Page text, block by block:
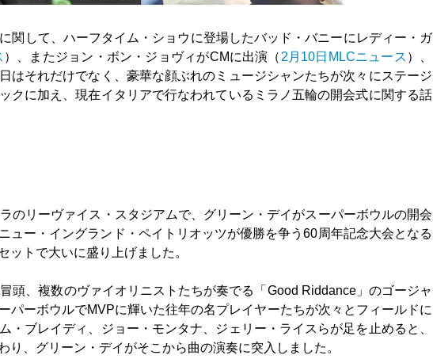
関して、ハーフタイム・ショウに登場したバッド・バニーにレディー・ガ
）、またジョン・ボン・ジョヴィがCMに出演（ 2月10日MLCニュース ）、
はそれだけでなく、豪華な顔ぶれのミュージシャンたちが次々にステージ
クに加え、現在イタリアで行なわれているミラノ五輪の開会式に関する話
のリーヴァイス・スタジアムで、グリーン・デイがスーパーボウルの開会
ュー・イングランド・ペイトリオッツが優勝を争う60周年記念大会となる
ットで大いに盛り上げました。
頭、複数のヴァイオリニストたちが奏でる「Good Riddance」のゴージャ
パーボウルでMVPに輝いた往年の名プレイヤーたちが次々とフィールドに
・ブレイディ、ジョー・モンタナ、ジェリー・ライスらが足を止めると、
り、グリーン・デイがそこから曲の演奏に突入しました。